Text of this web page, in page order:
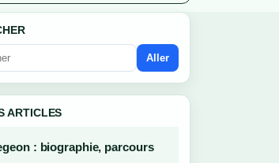
Aller
ARTICLES
: biographie, parcours